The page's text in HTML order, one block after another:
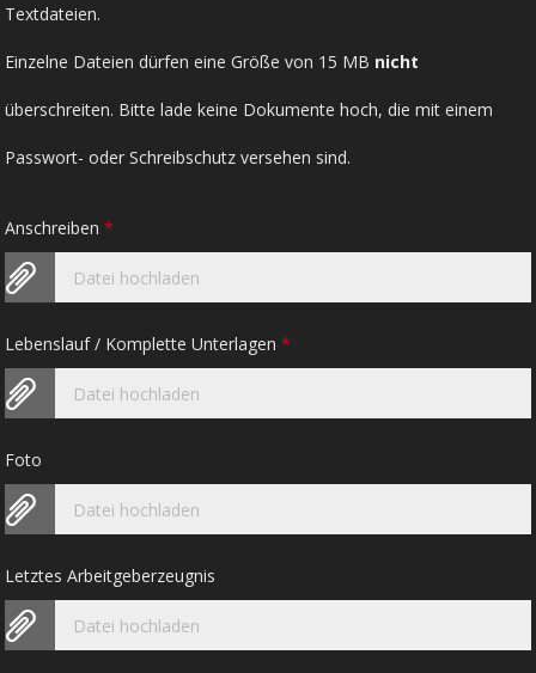
Textdateien.
Einzelne Dateien dürfen eine Größe von 15 MB nicht
überschreiten. Bitte lade keine Dokumente hoch, die mit einem
Passwort- oder Schreibschutz versehen sind.
Anschreiben*
Datei hochladen
Lebenslauf / Komplette Unterlagen*
Datei hochladen
Foto
Datei hochladen
Letztes Arbeitgeberzeugnis
Datei hochladen